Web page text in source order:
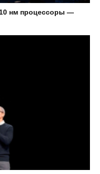
нм процессоры —